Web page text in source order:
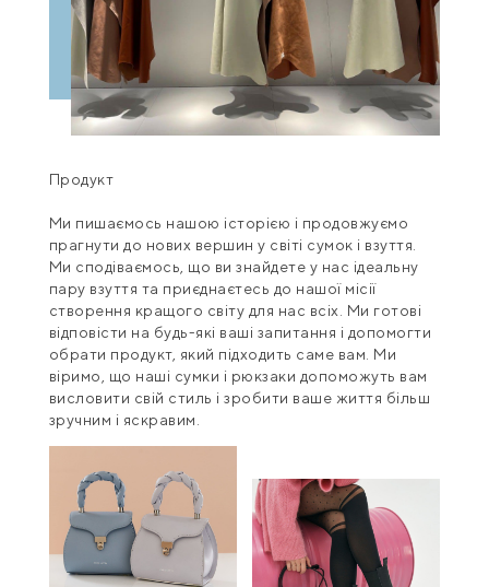
Продукт
Ми пишаємось нашою історією і продовжуємо
прагнути до нових вершин у світі сумок і взуття.
Ми сподіваємось, що ви знайдете у нас ідеальну
пару взуття та приєднаєтесь до нашої місії
створення кращого світу для нас всіх. Ми готові
відповісти на будь-які ваші запитання і допомогти
обрати продукт, який підходить саме вам. Ми
віримо, що наші сумки і рюкзаки допоможуть вам
висловити свій стиль і зробити ваше життя більш
зручним і яскравим.